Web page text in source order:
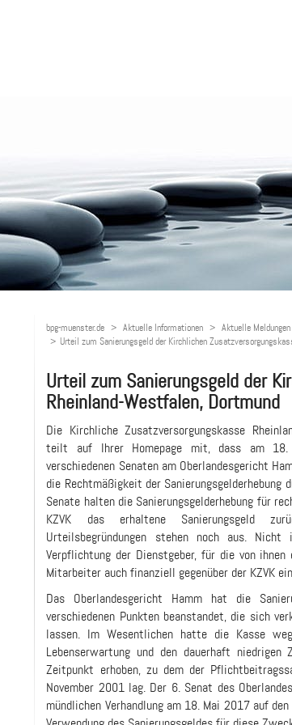
bpg-muenster.de Aktuelle Informationen
Aktuelle Meldungen
Urteil zum Sanierungsgeld der Kirchlichen
Urteil zum Sanierungsgeld der
Rheinland-Westfalen, Dortmund
Die Kirchliche Zusatzversorgungskasse
teilt auf Ihrer Homepage mit, dass am
verschiedenen Senaten am Oberlandesgericht
die Rechtmäßigkeit der Sanierungsgelderhebung
Senate halten die Sanierungsgelderhebung für
KZVK das erhaltene Sanierungsgeld
Urteilsbegründungen stehen noch aus.
Verpflichtung der Dienstgeber, für die von ihnen
Mitarbeiter auch finanziell gegenüber der KZVK
Das Oberlandesgericht Hamm hat die
verschiedenen Punkten beanstandet, die sich
lassen. Im Wesentlichen hatte die Kasse
Lebenserwartung und den dauerhaft niedrigen
Zeitpunkt erhoben, zu dem der
November 2001 lag. Der 6. Senat des
mündlichen Verhandlung am 18. Mai 2017 auf